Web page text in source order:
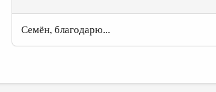
Семён, благодарю...